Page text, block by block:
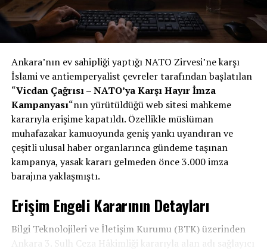
Ankara’nın ev sahipliği yaptığı NATO Zirvesi’ne karşı
İslami ve antiemperyalist çevreler tarafından başlatılan
“Vicdan Çağrısı – NATO’ya Karşı Hayır İmza
Kampanyası“nın yürütüldüğü web sitesi mahkeme
kararıyla erişime kapatıldı. Özellikle müslüman
muhafazakar kamuoyunda geniş yankı uyandıran ve
çeşitli ulusal haber organlarınca gündeme taşınan
kampanya, yasak kararı gelmeden önce 3.000 imza
barajına yaklaşmıştı.
Erişim Engeli Kararının Detayları
Bilgi Teknolojileri ve İletişim Kurumu (BTK) üzerinden
Ankara 3. Sulh Ceza Hâkimliği kararıyla alan adı sağlayıcı